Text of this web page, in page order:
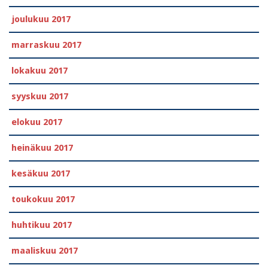
joulukuu 2017
marraskuu 2017
lokakuu 2017
syyskuu 2017
elokuu 2017
heinäkuu 2017
kesäkuu 2017
toukokuu 2017
huhtikuu 2017
maaliskuu 2017